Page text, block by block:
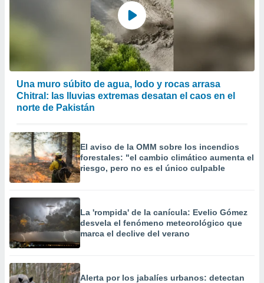
Una muro súbito de agua, lodo y rocas arrasa
Chitral: las lluvias extremas desatan el caos en el
norte de Pakistán
El aviso de la OMM sobre los incendios
forestales: "el cambio climático aumenta el
riesgo, pero no es el único culpable
La 'rompida' de la canícula: Evelio Gómez
desvela el fenómeno meteorológico que
marca el declive del verano
Alerta por los jabalíes urbanos: detectan